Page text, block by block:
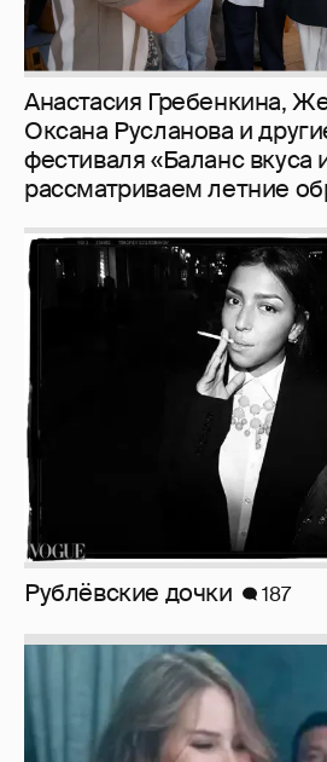
Рублёвские дочки 187
Неужели правда?